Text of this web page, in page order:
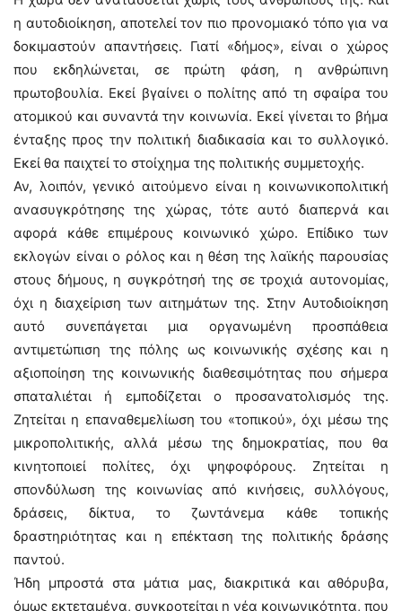
η αυτοδιοίκηση, αποτελεί τον πιο προνομιακό τόπο για να
δοκιμαστούν απαντήσεις. Γιατί «δήμος», είναι ο χώρος
που εκδηλώνεται, σε πρώτη φάση, η ανθρώπινη
πρωτοβουλία. Εκεί βγαίνει ο πολίτης από τη σφαίρα του
ατομικού και συναντά την κοινωνία. Εκεί γίνεται το βήμα
ένταξης προς την πολιτική διαδικασία και το συλλογικό.
Εκεί θα παιχτεί το στοίχημα της πολιτικής συμμετοχής.
Αν, λοιπόν, γενικό αιτούμενο είναι η κοινωνικοπολιτική
ανασυγκρότησης της χώρας, τότε αυτό διαπερνά και
αφορά κάθε επιμέρους κοινωνικό χώρο. Επίδικο των
εκλογών είναι ο ρόλος και η θέση της λαϊκής παρουσίας
στους δήμους, η συγκρότησή της σε τροχιά αυτονομίας,
όχι η διαχείριση των αιτημάτων της. Στην Αυτοδιοίκηση
αυτό συνεπάγεται μια οργανωμένη προσπάθεια
αντιμετώπιση της πόλης ως κοινωνικής σχέσης και η
αξιοποίηση της κοινωνικής διαθεσιμότητας που σήμερα
σπαταλιέται ή εμποδίζεται ο προσανατολισμός της.
Ζητείται η επαναθεμελίωση του «τοπικού», όχι μέσω της
μικροπολιτικής, αλλά μέσω της δημοκρατίας, που θα
κινητοποιεί πολίτες, όχι ψηφοφόρους. Ζητείται η
σπονδύλωση της κοινωνίας από κινήσεις, συλλόγους,
δράσεις, δίκτυα, το ζωντάνεμα κάθε τοπικής
δραστηριότητας και η επέκταση της πολιτικής δράσης
παντού.
Ήδη μπροστά στα μάτια μας, διακριτικά και αθόρυβα,
όμως εκτεταμένα, συγκροτείται η νέα κοινωνικότητα, που